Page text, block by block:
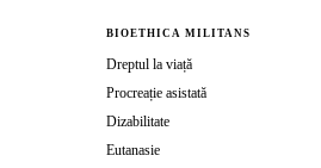
BIOETHICA MILITANS
Dreptul la viață
Procreație asistată
Dizabilitate
Eutanasie